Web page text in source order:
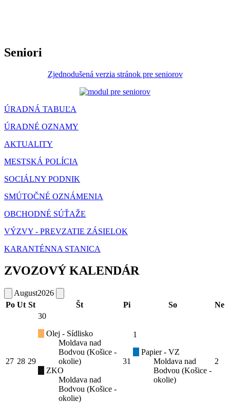
Seniori
Zjednodušená verzia stránok pre seniorov
ÚRADNÁ TABUĽA
ÚRADNÉ OZNAMY
AKTUALITY
MESTSKÁ POLÍCIA
SOCIÁLNY PODNIK
SMÚTOČNÉ OZNÁMENIA
OBCHODNÉ SÚŤAŽE
VÝZVY - PREVZATIE ZÁSIELOK
KARANTÉNNA STANICA
ZVOZOVÝ KALENDÁR
August2026
Po Ut St Št Pi So Ne
27 28 29
30
Olej - Sídlisko
Moldava nad
Bodvou (Košice -
okolie)
ZKO
Moldava nad
Bodvou (Košice -
okolie)
31
1
Papier - VZ
Moldava nad
Bodvou (Košice -
okolie)
2